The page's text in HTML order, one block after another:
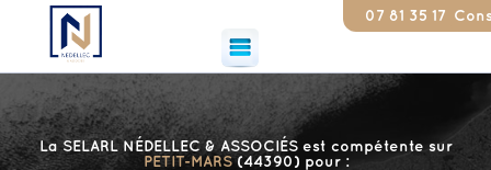
07 81 35 17 79
La SELARL NÉDELLEC & ASSOCIÉS est compétente sur
PETIT-MARS(44390) pour :